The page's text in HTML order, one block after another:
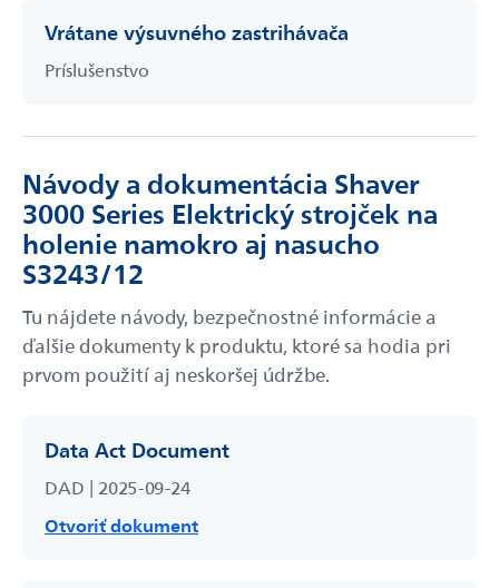
Vrátane výsuvného zastrihávača
Príslušenstvo
Návody a dokumentácia Shaver
3000 Series Elektrický strojček na
holenie namokro aj nasucho
S3243/12
Tu nájdete návody, bezpečnostné informácie a
ďalšie dokumenty k produktu, ktoré sa hodia pri
prvom použití aj neskoršej údržbe.
Data Act Document
DAD | 2025-09-24
Otvoriť dokument